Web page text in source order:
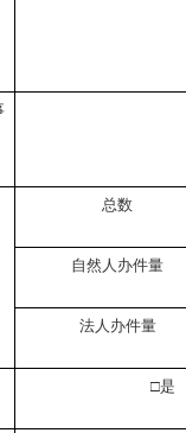
总数
自然人办件量
法人办件量
□